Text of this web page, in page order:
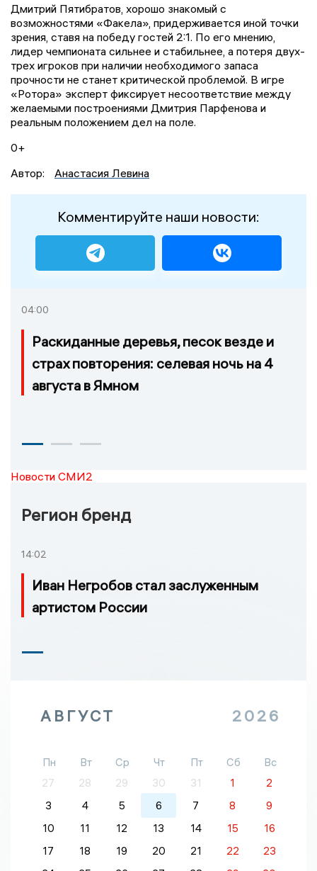
Дмитрий Пятибратов, хорошо знакомый с
возможностями «Факела», придерживается иной точки
зрения, ставя на победу гостей 2:1. По его мнению,
лидер чемпионата сильнее и стабильнее, а потеря двух-
трех игроков при наличии необходимого запаса
прочности не станет критической проблемой. В игре
«Ротора» эксперт фиксирует несоответствие между
желаемыми построениями Дмитрия Парфенова и
реальным положением дел на поле.
0+
Автор:
Анастасия Левина
Комментируйте наши новости:
04:00
Раскиданные деревья, песок везде и
страх повторения: селевая ночь на 4
августа в Ямном
Новости СМИ2
Регион бренд
14:02
Иван Негробов стал заслуженным
артистом России
АВГУСТ 2026
Пн Вт Ср Чт Пт Сб
Вс
27
28 29 30 31 1
2
3
4 5 6 7 8
9
10
11 12 13 14 15
16
17
18 19 20 21 22
23